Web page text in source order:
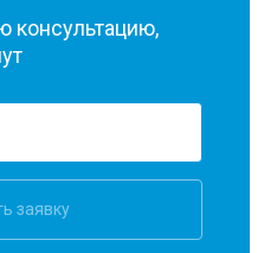
консультацию,
заявку